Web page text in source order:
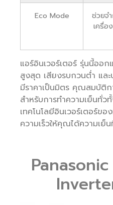
Eco Mode
ช่วยจ
เครื่อ
แอร์อินเวอร์เตอร์ รุ่นนี้ออก
สูงสุด เสียงรบกวนต่ำ แล
มีราคาเป็นมิตร คุณสมบัติ
สำหรับการทำความเย็นทั่ว
เทคโนโลยีอินเวอร์เตอร์ข
ความเร็วให้คุณได้ความเย็